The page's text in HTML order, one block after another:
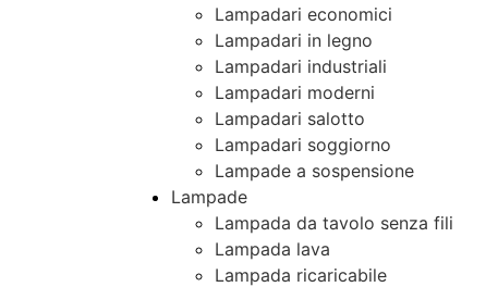
Lampadari economici
Lampadari in legno
Lampadari industriali
Lampadari moderni
Lampadari salotto
Lampadari soggiorno
Lampade a sospensione
Lampade
Lampada da tavolo senza fili
Lampada lava
Lampada ricaricabile